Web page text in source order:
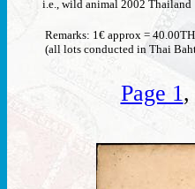
i.e., wild animal 2002 Thailand
Remarks: 1€ approx =
(all lots conducted in Thai
Page 1,